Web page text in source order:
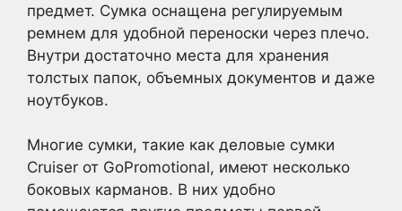
предмет. Сумка оснащена регулируемым
ремнем для удобной переноски через плечо.
Внутри достаточно места для хранения
толстых папок, объемных документов и даже
ноутбуков.
Многие сумки, такие как деловые сумки
Cruiser от GoPromotional, имеют несколько
боковых карманов. В них удобно